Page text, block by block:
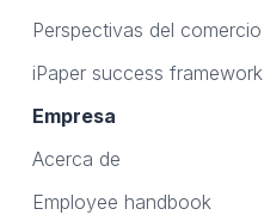
Perspectivas del comercio
iPaper success framework
Empresa
Acerca de
Employee handbook